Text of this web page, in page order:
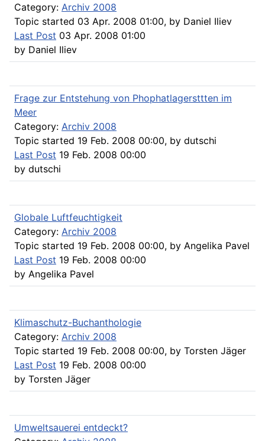
Category: Archiv 2008
Topic started 03 Apr. 2008 01:00, by Daniel Iliev
Last Post 03 Apr. 2008 01:00
by Daniel Iliev
Frage zur Entstehung von Phophatlagersttten im
Meer
Category: Archiv 2008
Topic started 19 Feb. 2008 00:00, by dutschi
Last Post 19 Feb. 2008 00:00
by dutschi
Globale Luftfeuchtigkeit
Category: Archiv 2008
Topic started 19 Feb. 2008 00:00, by Angelika Pavel
Last Post 19 Feb. 2008 00:00
by Angelika Pavel
Klimaschutz-Buchanthologie
Category: Archiv 2008
Topic started 19 Feb. 2008 00:00, by Torsten Jäger
Last Post 19 Feb. 2008 00:00
by Torsten Jäger
Umweltsauerei entdeckt?